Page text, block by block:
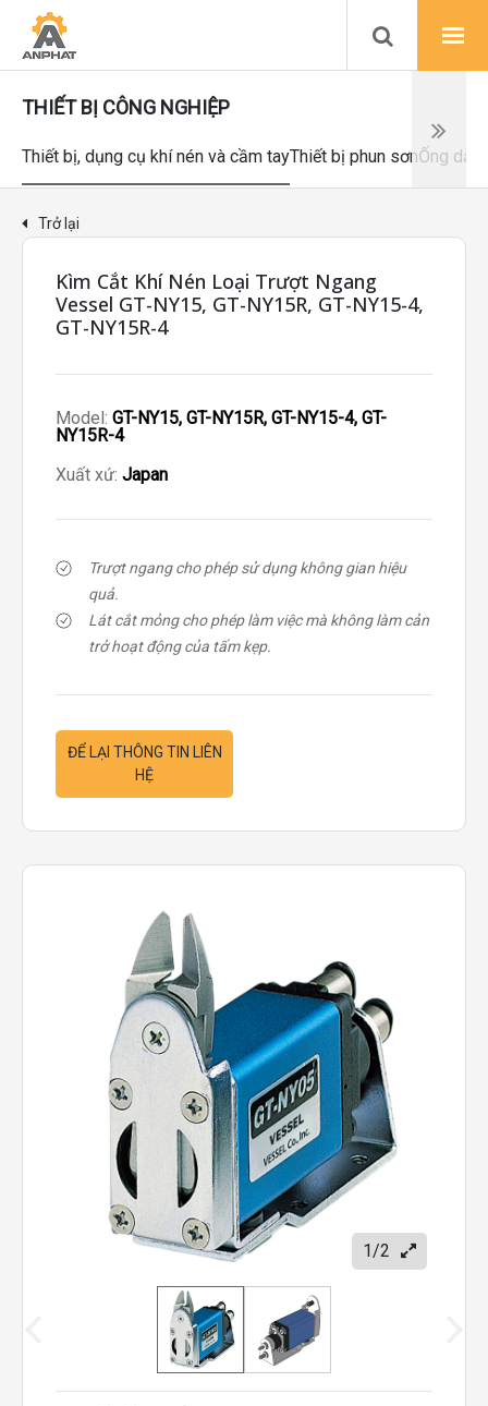
THIẾT BỊ CÔNG NGHIỆP
Thiết bị, dụng cụ khí nén và cầm tayThiết bị phun sơnỐng dẫn
Trở lại
1/2
Kìm Cắt Khí Nén Loại Trượt Ngang
Vessel GT-NY15, GT-NY15R, GT-NY15-4,
GT-NY15R-4
Model: GT-NY15, GT-NY15R, GT-NY15-4, GT-
NY15R-4
Xuất xứ: Japan
Trượt ngang cho phép sử dụng không gian hiệu
quả.
Lát cắt mỏng cho phép làm việc mà không làm cản
trở hoạt động của tấm kẹp.
ĐỂ LẠI THÔNG TIN LIÊN
HỆ